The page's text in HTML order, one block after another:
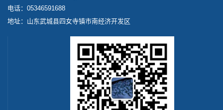
电话：05346591688
地址：山东武城县四女寺镇市南经济开发区